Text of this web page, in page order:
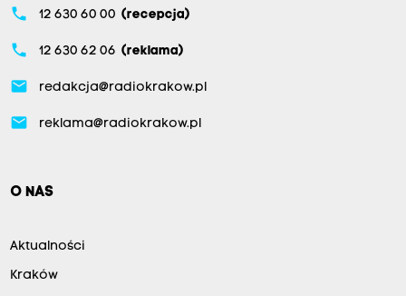
phone 12 630 60 00 (recepcja)
phone 12 630 62 06 (reklama)
email redakcja@radiokrakow.pl
email reklama@radiokrakow.pl
O NAS
Aktualności
Kraków